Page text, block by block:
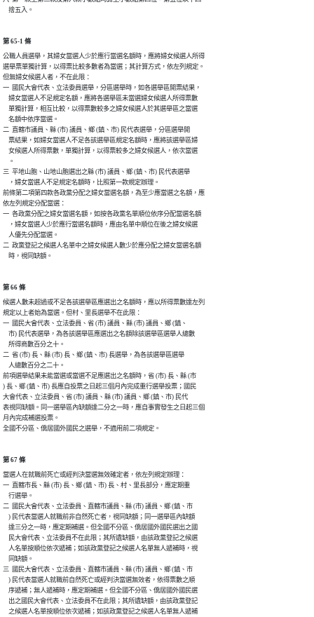
    捨五入。
第 65-1 條
公職人員選舉，其婦女當選人少於應行當選名額時，應將婦女候選人所得
選舉票單獨計算，以得票比較多數者為當選；其計算方式，依左列規定。
但無婦女候選人者，不在此限：
一  國民大會代表、立法委員選舉，分區選舉時，如各選舉區開票結果，
    婦女當選人不足規定名額，應將各選舉區未當選婦女候選人所得票數
    單獨計算，相互比較，以得票數較多之婦女候選人於其選舉區之當選
    名額中依序當選。
二  直轄市議員、縣 (市) 議員、鄉 (鎮、市) 民代表選舉，分區選舉開
    票結果，如婦女當選人不足各該選舉區規定名額時，應將該選舉區婦
    女候選人所得票數，單獨計算，以得票較多之婦女候選人，依次當選
    。
三  平地山胞、山地山胞選出之縣 (市) 議員、鄉 (鎮、市) 民代表選舉
    ，婦女當選人不足規定名額時，比照第一款規定辦理。
前條第二項第四款各政黨分配之婦女當選名額，為至少應當選之名額，應
依左列規定分配當選：
一  各政黨分配之婦女當選名額，如按各政黨名單順位依序分配當選名額
    ，婦女當選人少於應行當選名額時，應由名單中順位在後之婦女候選
    人優先分配當選。
二  政黨登記之候選人名單中之婦女候選人數少於應分配之婦女當選名額
    時，視同缺額。
第 66 條
候選人數未超過或不足各該選舉區應選出之名額時，應以所得票數達左列
規定以上者始為當選。但村、里長選舉不在此限：
一  國民大會代表、立法委員、省 (市) 議員、縣 (市) 議員、鄉 (鎮、
    市) 民代表選舉，為各該選舉區應選出之名額除該選舉區選舉人總數
    所得商數百分之十。
二  省 (市) 長、縣 (市) 長、鄉 (鎮、市) 長選舉，為各該選舉區選舉
    人總數百分之二十。
前項選舉結果未能當選或當選不足應選出之名額時，省 (市) 長、縣 (市
) 長、鄉 (鎮、市) 長應自投票之日起三個月內完成重行選舉投票；國民
大會代表、立法委員、省 (市) 議員、縣 (市) 議員、鄉 (鎮、市) 民代
表視同缺額。同一選舉區內缺額達二分之一時，應自事實發生之日起三個
月內完成補選投票。
全國不分區、僑居國外國民之選舉，不適用前二項規定。
第 67 條
當選人在就職前死亡或經判決當選無效確定者，依左列規定辦理：
一  直轄市長、縣 (市) 長、鄉 (鎮、市) 長、村、里長部分，應定期重
    行選舉。
二  國民大會代表、立法委員、直轄市議員、縣 (市) 議員、鄉 (鎮、市
    ) 民代表當選人就職前非自然死亡者，視同缺額；同一選舉區內缺額
    達三分之一時，應定期補選。但全國不分區、僑居國外國民選出之國
    民大會代表、立法委員不在此限；其所遺缺額，由該政黨登記之候選
    人名單按順位依次遞補；如該政黨登記之候選人名單無人遞補時，視
    同缺額。
三  國民大會代表、立法委員、直轄市議員、縣 (市) 議員、鄉 (鎮、市
    ) 民代表當選人就職前自然死亡或經判決當選無效者，依得票數之順
    序遞補；無人遞補時，應定期補選。但全國不分區、僑居國外國民選
    出之國民大會代表、立法委員不在此限；其所遺缺額，由該政黨登記
    之候選人名單按順位依次遞補；如該政黨登記之候選人名單無人遞補